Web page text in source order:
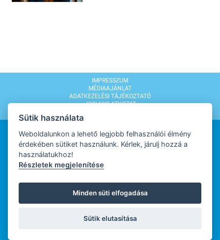
IMPRESSZUM
MÉDIAAJÁNLAT
ADATKEZELÉSI TÁJÉKOZTATÓ
JOGI NYILATKOZAT
WEBDESIGN
WEBFEJLESZTŐ
Sütik használata
Weboldalunkon a lehető legjobb felhasználói élmény
érdekében sütiket használunk. Kérlek, járulj hozzá a
használatukhoz!
Részletek megjelenítése
Minden süti elfogadása
Sütik elutasítása